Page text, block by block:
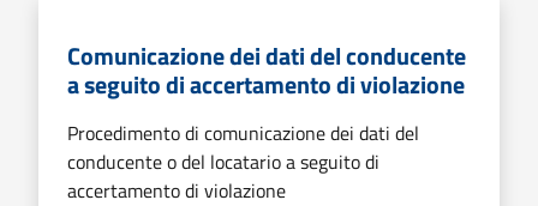
Comunicazione dei dati del conducente
a seguito di accertamento di violazione
Procedimento di comunicazione dei dati del
conducente o del locatario a seguito di
accertamento di violazione